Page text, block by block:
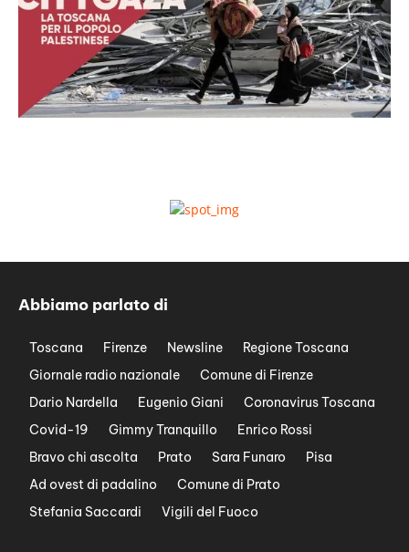
Abbiamo parlato di
Toscana Firenze Newsline
Regione Toscana
Giornale radio nazionale
Comune di Firenze
Dario Nardella
Eugenio Giani
Coronavirus Toscana
Covid-19
Gimmy Tranquillo
Enrico Rossi
Bravo chi ascolta
Prato Sara Funaro
Pisa
Ad ovest di padalino
Comune di Prato
Stefania Saccardi
Vigili del Fuoco